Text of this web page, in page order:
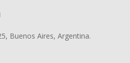
Buenos Aires, Argentina.